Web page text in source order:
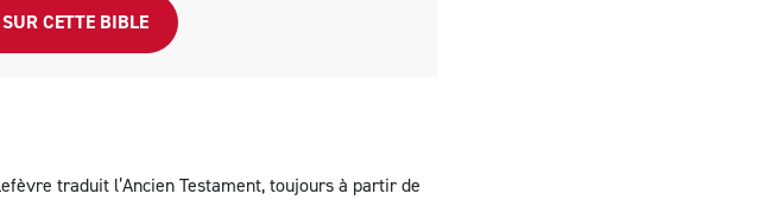
CETTE BIBLE
traduit l’Ancien Testament, toujours à partir de